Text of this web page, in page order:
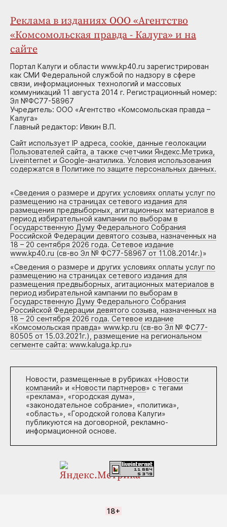
Реклама в изданиях ООО «Агентство
«Комсомольская правда - Калуга» и на
сайте
Портал Калуги и области www.kp40.ru зарегистрирован
как СМИ Федеральной службой по надзору в сфере
связи, информационных технологий и массовых
коммуникаций 11 августа 2014 г. Регистрационный номер:
Эл №ФС77-58967
Учредитель: ООО «Агентство «Комсомольская правда –
Калуга»
Главный редактор: Ивкин В.П.
Сайт использует IP адреса, cookie, данные геолокации
Пользователей сайта, а также счетчики Яндекс.Метрика,
Liveinternet и Google-анатилика. Условия использования
содержатся в Политике по защите персональных данных.
«Сведения о размере и других условиях оплаты услуг по
размещению на страницах сетевого издания для
размещения предвыборных, агитационных материалов в
период избирательной кампании по выборам в
Государственную Думу Федерального Собрания
Российской Федерации девятого созыва, назначенных на
18 – 20 сентября 2026 года. Сетевое издание
www.kp40.ru (св-во Эл № ФС77-58967 от 11.08.2014г.)»
«Сведения о размере и других условиях оплаты услуг по
размещению на страницах сетевого издания для
размещения предвыборных, агитационных материалов в
период избирательной кампании по выборам в
Государственную Думу Федерального Собрания
Российской Федерации девятого созыва, назначенных на
18 – 20 сентября 2026 года. Сетевое издание
«Комсомольская правда» www.kp.ru (св-во Эл № ФС77-
80505 от 15.03.2021г.), размещение на региональном
сегменте сайта: www.kaluga.kp.ru»
Новости, размещенные в рубриках «Новости
компаний» и «Новости партнеров» с тегами
«реклама», «городская дума»,
«законодательное собрание», «политика»,
«область», «Городской голова Калуги»
публикуются на договорной, рекламно-
информационной основе.
18+